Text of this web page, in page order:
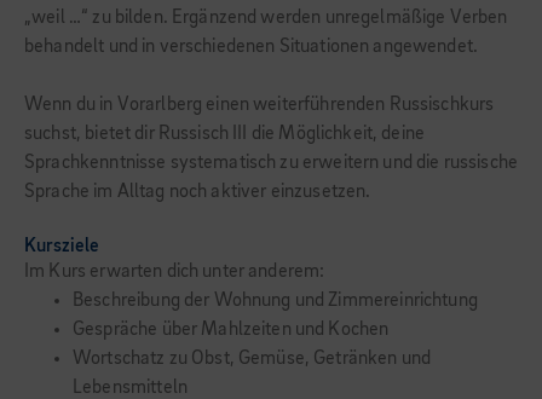
„weil …“ zu bilden. Ergänzend werden unregelmäßige Verben
behandelt und in verschiedenen Situationen angewendet.
Wenn du in Vorarlberg einen weiterführenden Russischkurs
suchst, bietet dir Russisch III die Möglichkeit, deine
Sprachkenntnisse systematisch zu erweitern und die russische
Sprache im Alltag noch aktiver einzusetzen.
Kursziele
Im Kurs erwarten dich unter anderem:
Beschreibung der Wohnung und Zimmereinrichtung
Gespräche über Mahlzeiten und Kochen
Wortschatz zu Obst, Gemüse, Getränken und
Lebensmitteln